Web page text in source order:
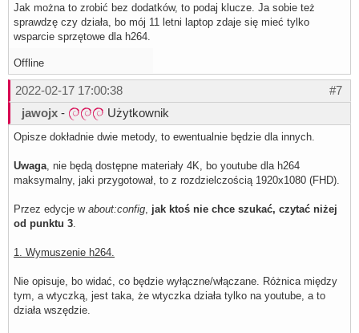
Jak można to zrobić bez dodatków, to podaj klucze. Ja sobie też
sprawdzę czy działa, bo mój 11 letni laptop zdaje się mieć tylko
wsparcie sprzętowe dla h264.
Offline
#7
2022-02-17 17:00:38
jawojx - Użytkownik
Opisze dokładnie dwie metody, to ewentualnie będzie dla innych.
Uwaga , nie będą dostępne materiały 4K, bo youtube dla h264
maksymalny, jaki przygotował, to z rozdzielczością 1920x1080 (FHD).
Przez edycje w about:config jak ktoś nie chce szukać, czytać niżej
od punktu 3
1. Wymuszenie h264.
Nie opisuje, bo widać, co będzie wyłączne/włączane. Różnica między
tym, a wtyczką, jest taka, że wtyczka działa tylko na youtube, a to
działa wszędzie.